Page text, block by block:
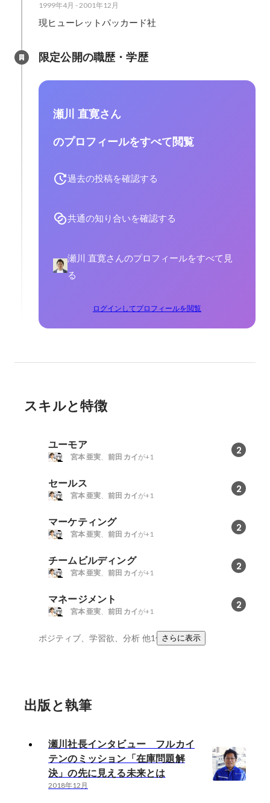
1999年4月 -2001年12月
現ヒューレットパッカード社
限定公開の職歴・学歴
瀬川 直寛さん
のプロフィールをすべて閲覧
過去の投稿を確認する
共通の知り合いを確認する
瀬川 直寛さんのプロフィールをすべて見
る
ログインしてプロフィールを閲覧
スキルと特徴
ユーモア 2
宮本 亜実、 前田 カイが+1
セールス 2
宮本 亜実、 前田 カイが+1
マーケティング 2
宮本 亜実、 前田 カイが+1
チームビルディング 2
宮本 亜実、 前田 カイが+1
マネージメント 2
宮本 亜実、 前田 カイが+1
ポジティブ、学習欲、分析 他1件さらに表示
出版と執筆
瀬川社長インタビュー フルカイ
テンのミッション「在庫問題解
決」の先に見える未来とは
2018年12月